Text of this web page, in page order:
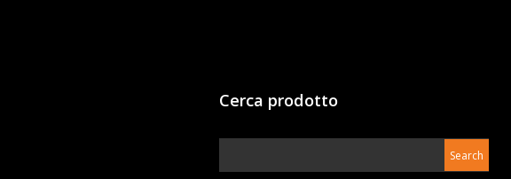
Cerca prodotto